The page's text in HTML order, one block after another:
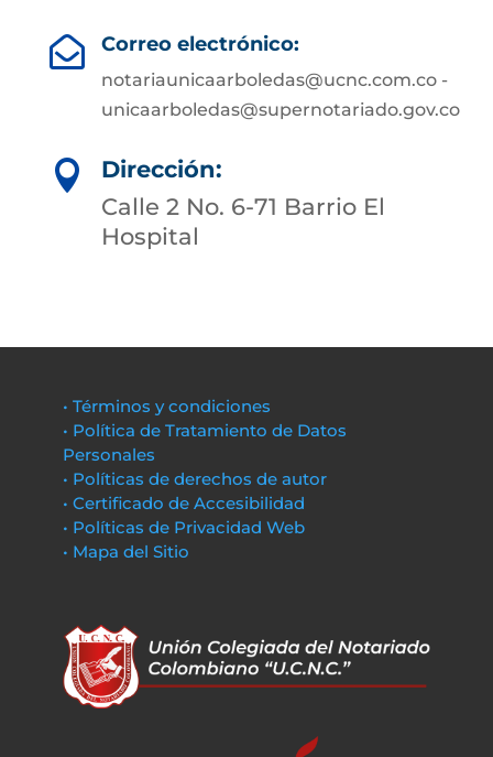
 Correo electrónico:
notariaunicaarboledas@ucnc.com.co -
unicaarboledas@supernotariado.gov.co

Dirección:
Calle 2 No. 6-71 Barrio El
Hospital
• Términos y condiciones
• Política de Tratamiento de Datos
Personales
• Políticas de derechos de autor
• Certificado de Accesibilidad
• Políticas de Privacidad Web
• Mapa del Sitio